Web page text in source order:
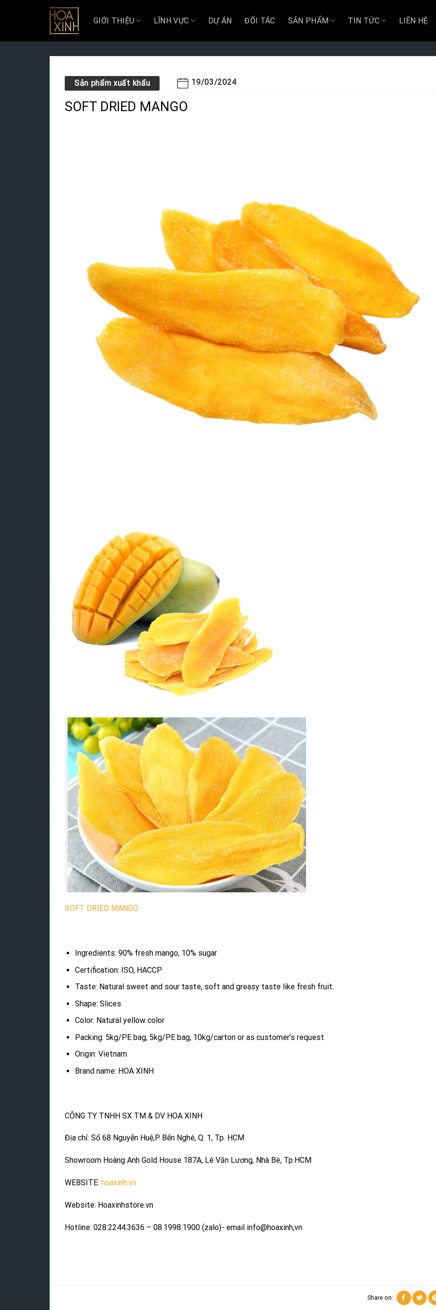
GIỚI THIỆU LĨNH VỰC DỰ ÁN ĐỐI TÁC SẢN PHẨM TIN TỨC LIÊN HỆ
Sản phẩm xuất khẩu 19/03/2024
SOFT DRIED MANGO
SOFT DRIED MANGO
Ingredients: 90% fresh mango, 10% sugar
Certification: ISO, HACCP
Taste: Natural sweet and sour taste, soft and greasy taste like fresh fruit.
Shape: Slices
Color: Natural yellow color
Packing: 5kg/PE bag, 5kg/PE bag, 10kg/carton or as customer’s request
Origin: Vietnam
Brand name: HOA XINH
CÔNG TY TNHH SX TM & DV HOA XINH
Địa chỉ: Số 68 Nguyễn Huệ,P. Bến Nghé, Q. 1, Tp. HCM
Showroom Hoàng Anh Gold House 187A, Lê Văn Lương, Nhà Bè, Tp.HCM
WEBSITE: hoaxinh.vn
Website: Hoaxinhstore.vn
Hotline: 028.2244.3636 – 08.1998.1900 (zalo)- email info@hoaxinh,vn
Share on: